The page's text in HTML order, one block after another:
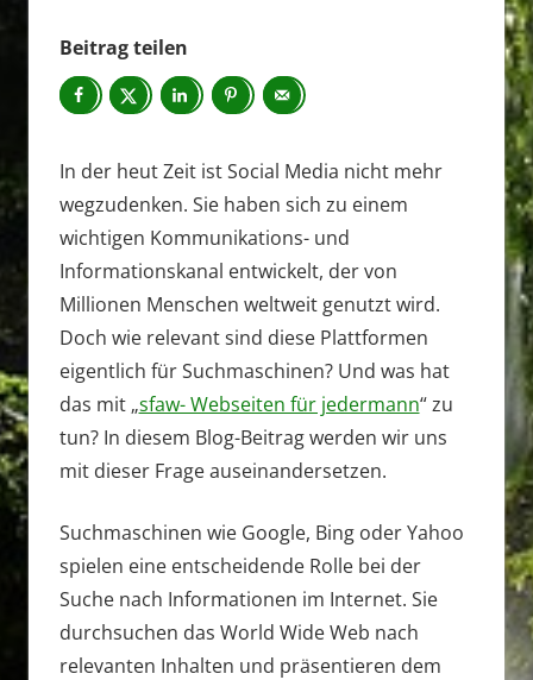
Beitrag teilen
In der heut Zeit ist Social Media nicht mehr
wegzudenken. Sie haben sich zu einem
wichtigen Kommunikations- und
Informationskanal entwickelt, der von
Millionen Menschen weltweit genutzt wird.
Doch wie relevant sind diese Plattformen
eigentlich für Suchmaschinen? Und was hat
das mit „sfaw- Webseiten für jedermann“ zu
tun? In diesem Blog-Beitrag werden wir uns
mit dieser Frage auseinandersetzen.
Suchmaschinen wie Google, Bing oder Yahoo
spielen eine entscheidende Rolle bei der
Suche nach Informationen im Internet. Sie
durchsuchen das World Wide Web nach
relevanten Inhalten und präsentieren dem